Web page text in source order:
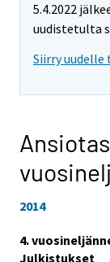
5.4.2022
uudistetulta
Siirry
2014
4.
Julkistukset